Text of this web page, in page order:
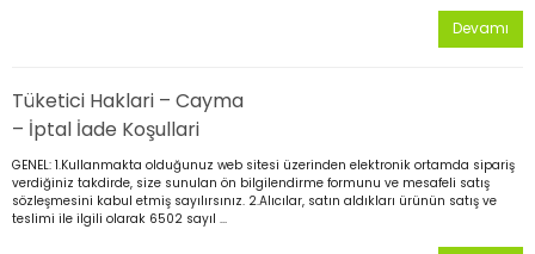
Devamı
Tüketici Haklari – Cayma
– İptal İade Koşullari
GENEL: 1.Kullanmakta olduğunuz web sitesi üzerinden elektronik ortamda sipariş
verdiğiniz takdirde, size sunulan ön bilgilendirme formunu ve mesafeli satış
sözleşmesini kabul etmiş sayılırsınız. 2.Alıcılar, satın aldıkları ürünün satış ve
teslimi ile ilgili olarak 6502 sayıl ...